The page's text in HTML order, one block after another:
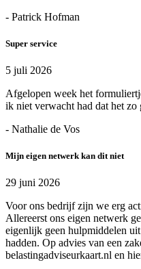
- Patrick Hofman
Super service
5 juli 2026
Afgelopen week het
ik niet verwacht had dat het
- Nathalie de Vos
Mijn eigen netwerk kan dit niet
29 juni 2026
Voor ons bedrijf zijn we erg
Allereerst ons eigen netwerk
eigenlijk geen hulpmiddelen
hadden. Op advies van een
belastingadviseurkaart.nl en